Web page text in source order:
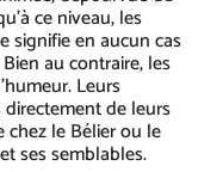
ce niveau, les
signifie en aucun cas
au contraire, les
Leurs
de leurs
chez le Bélier ou le
ses semblables.